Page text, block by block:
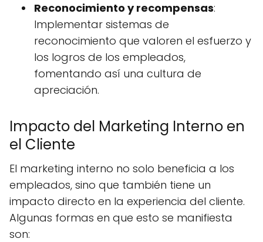
Reconocimiento y recompensas:
Implementar sistemas de
reconocimiento que valoren el esfuerzo y
los logros de los empleados,
fomentando así una cultura de
apreciación.
Impacto del Marketing Interno en
el Cliente
El marketing interno no solo beneficia a los
empleados, sino que también tiene un
impacto directo en la experiencia del cliente.
Algunas formas en que esto se manifiesta
son: